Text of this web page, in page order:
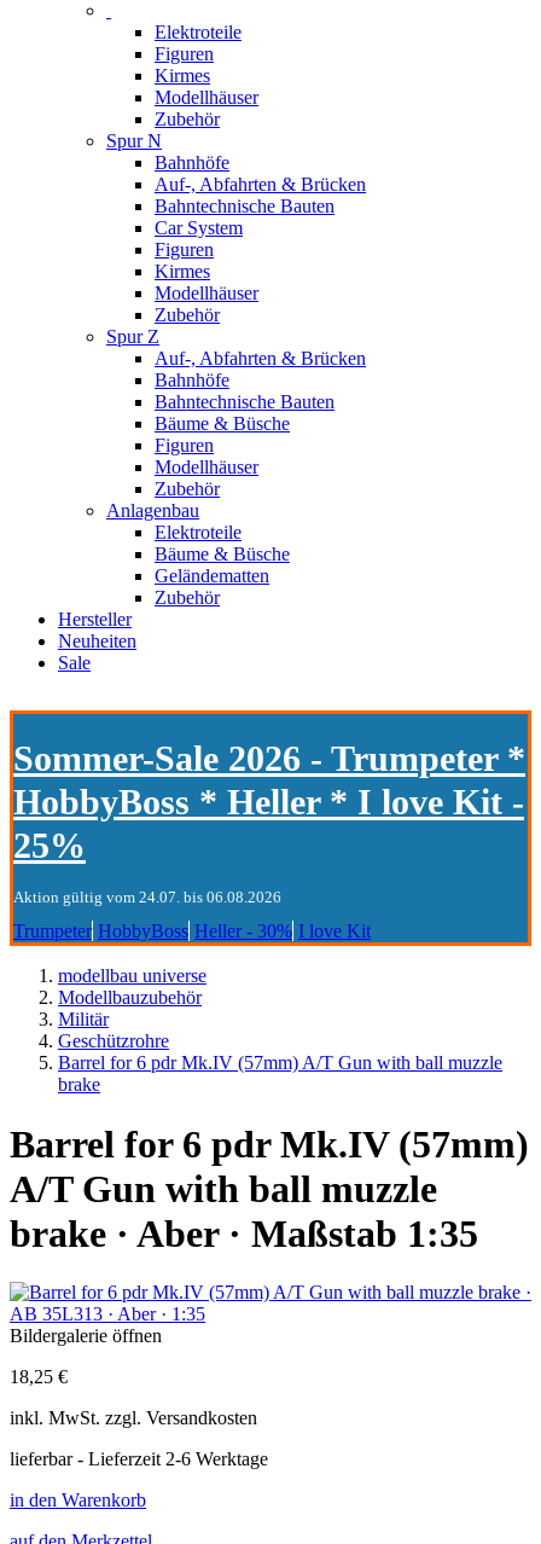
Elektroteile
Figuren
Kirmes
Modellhäuser
Zubehör
Spur N
Bahnhöfe
Auf-, Abfahrten & Brücken
Bahntechnische Bauten
Car System
Figuren
Kirmes
Modellhäuser
Zubehör
Spur Z
Auf-, Abfahrten & Brücken
Bahnhöfe
Bahntechnische Bauten
Bäume & Büsche
Figuren
Modellhäuser
Zubehör
Anlagenbau
Elektroteile
Bäume & Büsche
Geländematten
Zubehör
Hersteller
Neuheiten
Sale
Sommer-Sale 2026 - Trumpeter *
HobbyBoss * Heller * I love Kit -
25%
Aktion gültig vom 24.07. bis 06.08.2026
Trumpeter HobbyBoss Heller - 30% I love Kit
modellbau universe
Modellbauzubehör
Militär
Geschützrohre
Barrel for 6 pdr Mk.IV (57mm) A/T Gun with ball muzzle
brake
Barrel for 6 pdr Mk.IV (57mm)
A/T Gun with ball muzzle
brake · Aber · Maßstab 1:35
Bildergalerie öffnen
18,25 €
inkl. MwSt. zzgl. Versandkosten
lieferbar - Lieferzeit 2-6 Werktage
in den Warenkorb